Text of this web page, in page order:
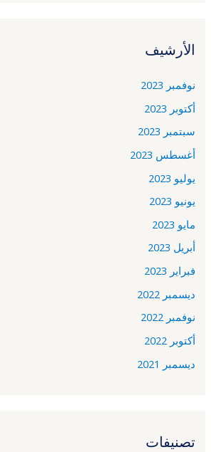
الأرشيف
نوفمبر 2023
أكتوبر 2023
سبتمبر 2023
أغسطس 2023
يوليو 2023
يونيو 2023
مايو 2023
أبريل 2023
فبراير 2023
ديسمبر 2022
نوفمبر 2022
أكتوبر 2022
ديسمبر 2021
تصنيفات